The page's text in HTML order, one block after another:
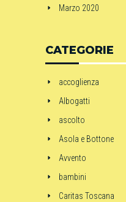
Marzo 2020
CATEGORIE
accoglienza
Albogatti
ascolto
Asola e Bottone
Avvento
bambini
Caritas Toscana